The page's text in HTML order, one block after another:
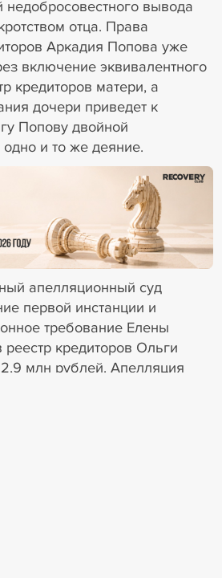
недобросовестного вывода
отца. Права
Аркадия Попова уже
включение эквивалентного
кредиторов матери, а
дочери приведет к
Попову двойной
одно и то же деяние.
апелляционный суд
первой инстанции и
требование Елены
кредиторов Ольги
млн рублей. Апелляция